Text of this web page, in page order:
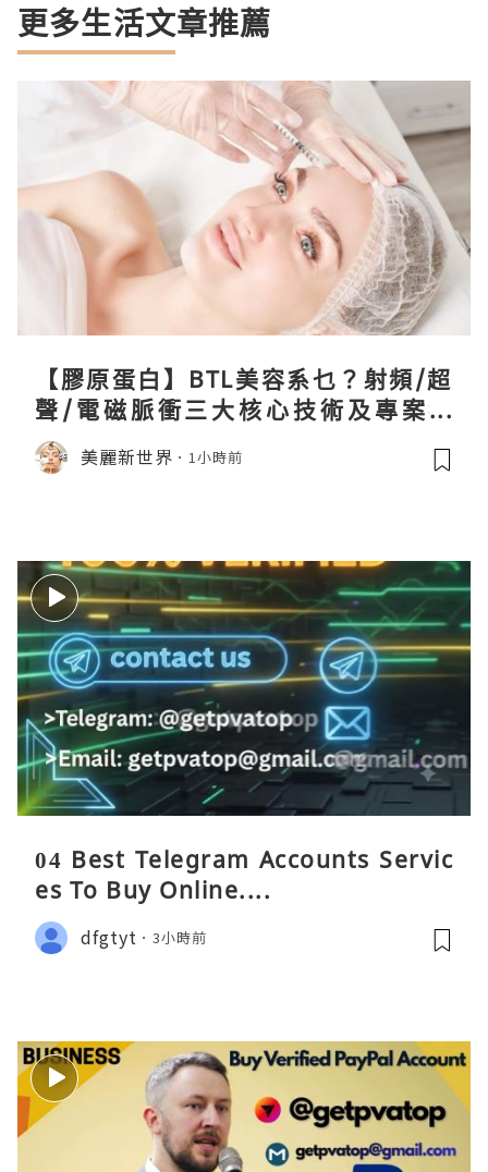
更多生活文章推薦
【膠原蛋白】BTL美容系乜？射頻/超
聲/電磁脈衝三大核心技術及專案盤
點！
美麗新世界 1小時前
04 Best Telegram Accounts Servic
es To Buy Online....
dfgtyt 3小時前